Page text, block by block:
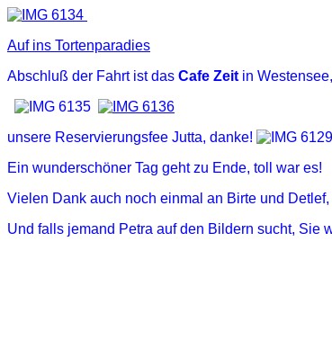
Auf ins Tortenparadies
Abschluß der Fahrt ist das Cafe Zeit in
unsere Reservierungsfee Jutta, danke!
Ein wunderschöner Tag geht zu Ende, toll war es!
Vielen Dank auch noch einmal an Birte und
Und falls jemand Petra auf den Bildern sucht, Sie